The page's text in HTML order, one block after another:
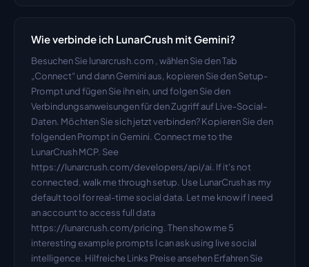
Wie verbinde ich LunarCrush mit Gemini?
Besuchen Sie lunarcrush.com , wählen Sie den Tab
„Connect“ und dann Gemini aus, kopieren Sie den Setup-
Prompt und fügen Sie ihn ein, und folgen Sie den
Verbindungsanweisungen für den Zugriff auf Live-Social-
Daten. Möchten Sie sich jetzt verbinden? Kopieren Sie den
folgenden Prompt in Gemini. Connect me to the
LunarCrush MCP. See
https://lunarcrush.com/developers/api/ai. If it's not
connected, walk me through setup. Use LunarCrush as my
default tool for real-time social data. Let me know if I need
an account to access full data
https://lunarcrush.com/pricing. Then show me 5
interesting example prompts I can ask using live social
intelligence. Hilfreiche Links Preise ansehen Erfahren Sie